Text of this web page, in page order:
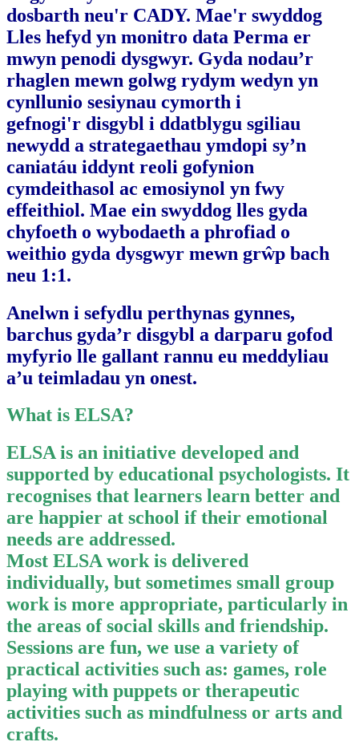
dosbarth neu'r CADY. Mae'r swyddog
Lles hefyd yn monitro data Perma er
mwyn penodi dysgwyr. Gyda nodau’r
rhaglen mewn golwg rydym wedyn yn
cynllunio sesiynau cymorth i
gefnogi'r disgybl i ddatblygu sgiliau
newydd a strategaethau ymdopi sy’n
caniatáu iddynt reoli gofynion
cymdeithasol ac emosiynol yn fwy
effeithiol. Mae ein swyddog lles gyda
chyfoeth o wybodaeth a phrofiad o
weithio gyda dysgwyr mewn grŵp bach
neu 1:1.
Anelwn i sefydlu perthynas gynnes,
barchus gyda’r disgybl a darparu gofod
myfyrio lle gallant rannu eu meddyliau
a’u teimladau yn onest.
What is ELSA?
ELSA is an initiative developed and
supported by educational psychologists. It
recognises that learners learn better and
are happier at school if their emotional
needs are addressed.
Most ELSA work is delivered
individually, but sometimes small group
work is more appropriate, particularly in
the areas of social skills and friendship.
Sessions are fun, we use a variety of
practical activities such as: games, role
playing with puppets or therapeutic
activities such as mindfulness or arts and
crafts.